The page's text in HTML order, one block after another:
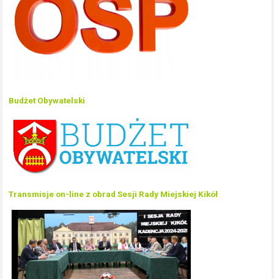
Budżet Obywatelski
Transmisje on-line z obrad Sesji Rady Miejskiej Kikół